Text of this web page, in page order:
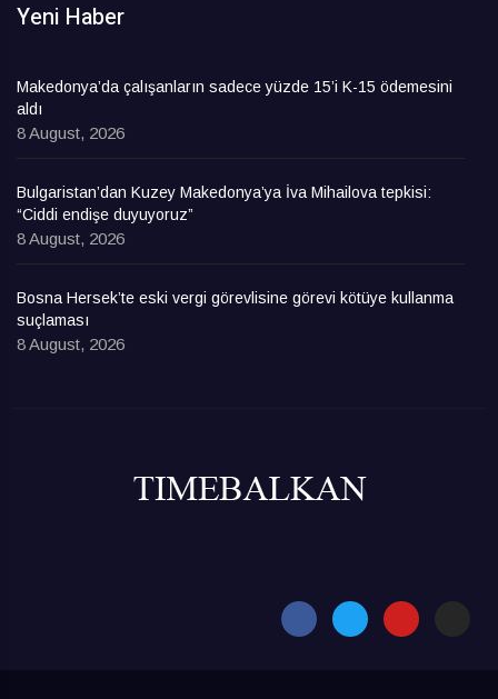
Yeni Haber
Makedonya’da çalışanların sadece yüzde 15’i K-15 ödemesini
aldı
8 August, 2026
Bulgaristan’dan Kuzey Makedonya’ya İva Mihailova tepkisi:
“Ciddi endişe duyuyoruz”
8 August, 2026
Bosna Hersek’te eski vergi görevlisine görevi kötüye kullanma
suçlaması
8 August, 2026